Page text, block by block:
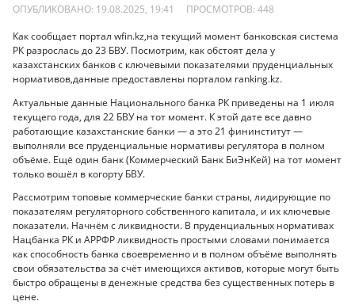
ОПУБЛИКОВАНО: 19.08.2025, 19:41 ПРОСМОТРОВ: 448
Как сообщает портал wfin.kz,на текущий момент банковская система
РК разрослась до 23 БВУ. Посмотрим, как обстоят дела у
казахстанских банков с ключевыми показателями пруденциальных
нормативов,данные предоставлены порталом ranking.kz.
Актуальные данные Национального банка РК приведены на 1 июля
текущего года, для 22 БВУ на тот момент. К этой дате все давно
работающие казахстанские банки — а это 21 фининститут —
выполняли все пруденциальные нормативы регулятора в полном
объёме. Ещё один банк (Коммерческий Банк БиЭнКей) на тот момент
только вошёл в когорту БВУ.
Рассмотрим топовые коммерческие банки страны, лидирующие по
показателям регуляторного собственного капитала, и их ключевые
показатели. Начнём с ликвидности. В пруденциальных нормативах
Нацбанка РК и АРРФР ликвидность простыми словами понимается
как способность банка своевременно и в полном объёме выполнять
свои обязательства за счёт имеющихся активов, которые могут быть
быстро обращены в денежные средства без существенных потерь в
цене.